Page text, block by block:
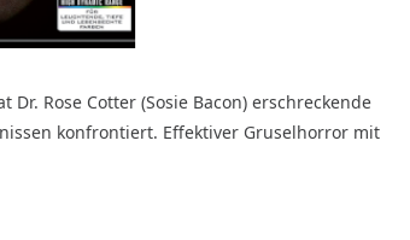
Rose Cotter (Sosie Bacon) erschreckende
konfrontiert. Effektiver Gruselhorror mit